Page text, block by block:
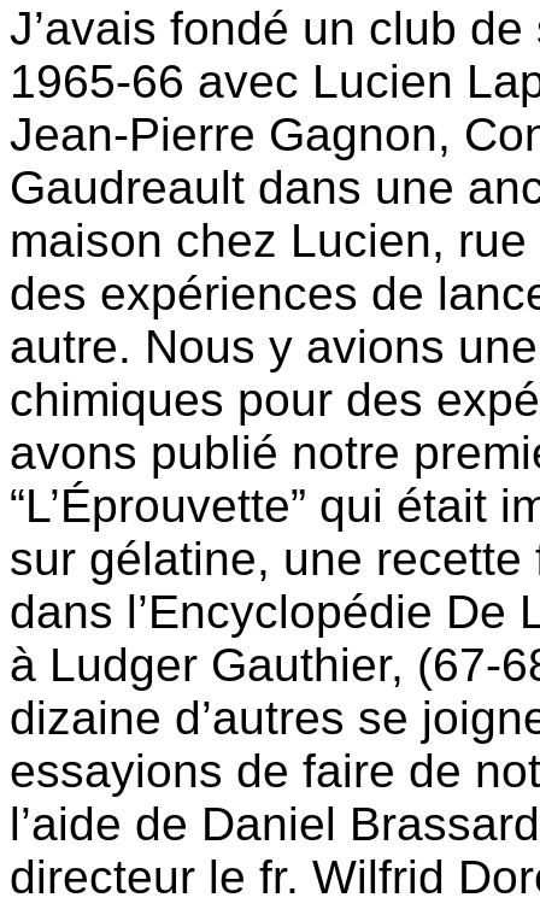
J’avais fondé un club
1965-66 avec Lucien
Jean-Pierre Gagnon,
Gaudreault dans une
maison chez Lucien,
des expériences de
autre. Nous y avions
chimiques pour des
avons publié notre
“L’Éprouvette” qui était
sur gélatine, une
dans l’Encyclopédie De
à Ludger Gauthier, (67-
dizaine d’autres se
essayions de faire de
l’aide de Daniel
directeur le fr. Wilfrid